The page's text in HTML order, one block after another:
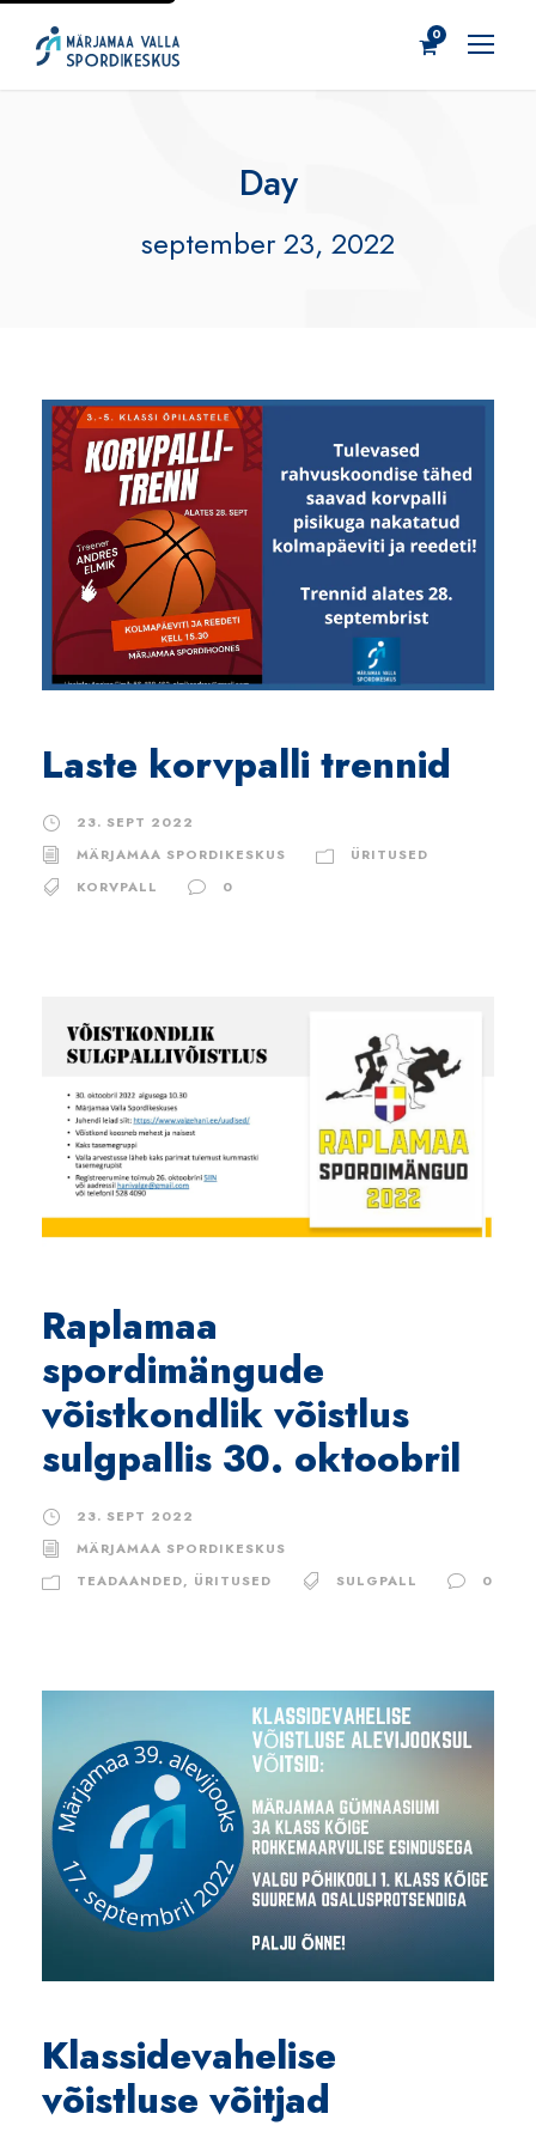
0
Day
september 23, 2022
Laste korvpalli trennid
23. SEPT 2022
MÄRJAMAA SPORDIKESKUS
ÜRITUSED
KORVPALL
0
Raplamaa
spordimängude
võistkondlik võistlus
sulgpallis 30. oktoobril
23. SEPT 2022
MÄRJAMAA SPORDIKESKUS
TEADAANDED, ÜRITUSED SULGPALL 0
Klassidevahelise
võistluse võitjad